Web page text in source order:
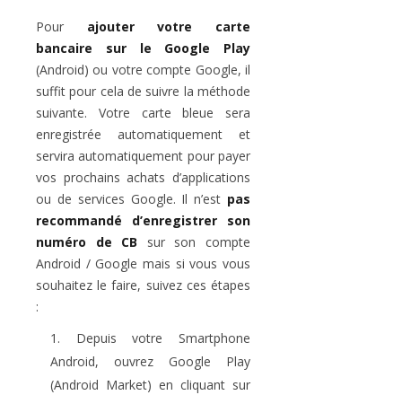
Pour ajouter votre carte
bancaire sur le Google Play
(Android) ou votre compte Google, il
suffit pour cela de suivre la méthode
suivante. Votre carte bleue sera
enregistrée automatiquement et
servira automatiquement pour payer
vos prochains achats d’applications
ou de services Google. Il n’est pas
recommandé d’enregistrer son
numéro de CB sur son compte
Android / Google mais si vous vous
souhaitez le faire, suivez ces étapes
:
Depuis votre Smartphone
Android, ouvrez Google Play
(Android Market) en cliquant sur